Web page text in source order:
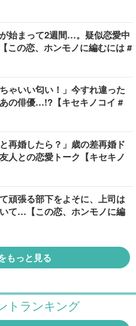
始まって2週間…。疑似恋愛中
この恋、ホンモノに編むには #
ゃいい匂い！」今すれ違った
の俳優…!?【キセキノコイ #
再婚したら？」歳の差再婚ド
人との恋愛トーク【キセキノ
頑張る部下をよそに、上司は
て…【この恋、ホンモノに編
もっと見る